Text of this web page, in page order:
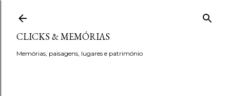
CLICKS & MEMÓRIAS
Memórias, paisagens, lugares e património